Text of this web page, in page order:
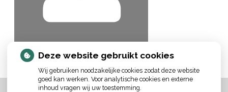
Deze website gebruikt cookies
Wij gebruiken noodzakelijke cookies zodat deze website
goed kan werken. Voor analytische cookies en externe
inhoud vragen wij uw toestemming.